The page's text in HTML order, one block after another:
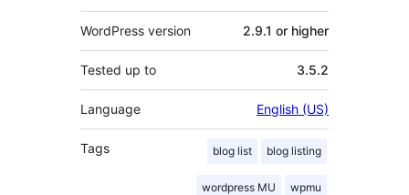
WordPress version 2.9.1 or higher
Tested up to 3.5.2
Language English (US)
Tags blog list blog listing
wordpress MU wpmu